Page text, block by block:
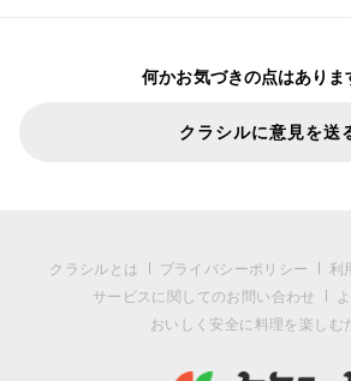
何かお気づきの点はありま
クラシルに意見を送
クラシルとは プライバシーポリシー 利
サービスに関してのお問い合わせ
おいしく安全に料理を楽しむ